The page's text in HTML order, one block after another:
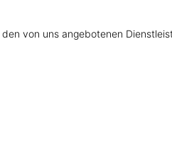
von uns angebotenen